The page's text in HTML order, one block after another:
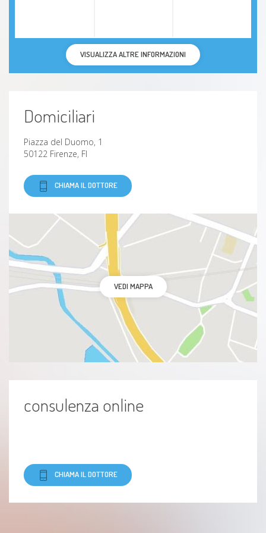
VISUALIZZA ALTRE INFORMAZIONI
Domiciliari
Piazza del Duomo, 1
50122 Firenze, FI
CHIAMA IL DOTTORE
VEDI MAPPA
consulenza online
CHIAMA IL DOTTORE